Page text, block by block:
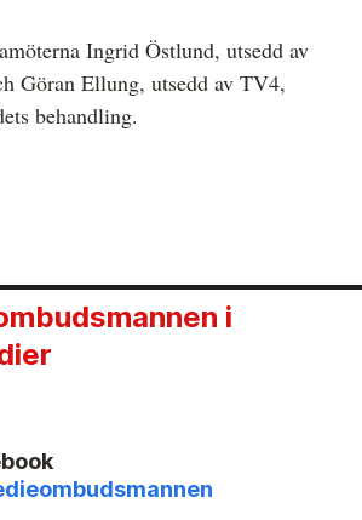
Ingrid Östlund, utsedd av
Göran Ellung, utsedd av TV4,
behandling.
i